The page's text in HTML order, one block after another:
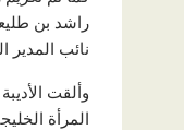
راشد بن
نائب المدير
وألقت
المرأة